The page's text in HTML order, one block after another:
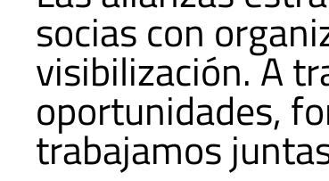
socias con
visibilización. A
oportunidades,
trabajamos